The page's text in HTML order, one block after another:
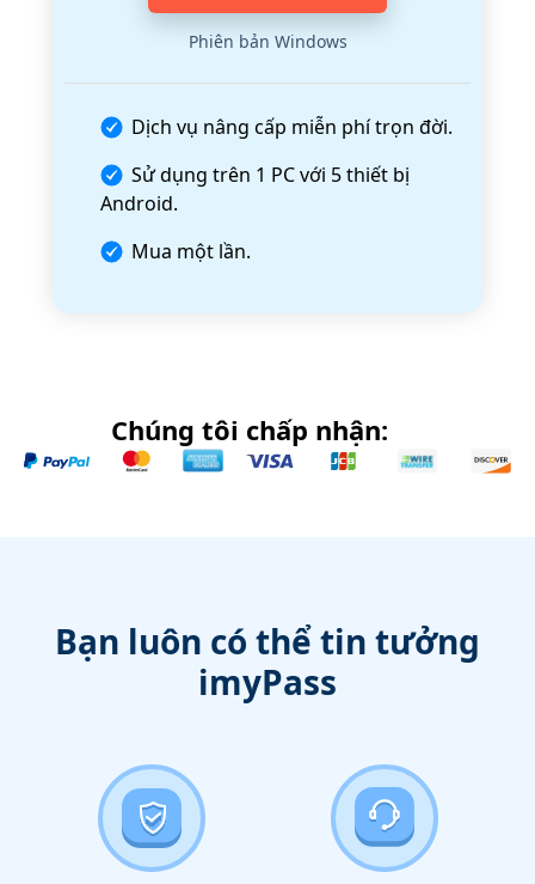
Phiên bản Windows
Dịch vụ nâng cấp miễn phí trọn đời.
Sử dụng trên 1 PC với 5 thiết bị
Android.
Mua một lần.
Chúng tôi chấp nhận:
Bạn luôn có thể tin tưởng
imyPass